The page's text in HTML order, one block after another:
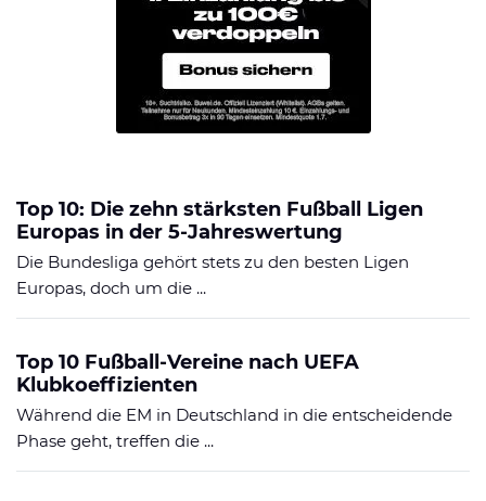
Top 10: Die zehn stärksten Fußball Ligen
Europas in der 5-Jahreswertung
Die Bundesliga gehört stets zu den besten Ligen
Europas, doch um die ...
Top 10 Fußball-Vereine nach UEFA
Klubkoeffizienten
Während die EM in Deutschland in die entscheidende
Phase geht, treffen die ...